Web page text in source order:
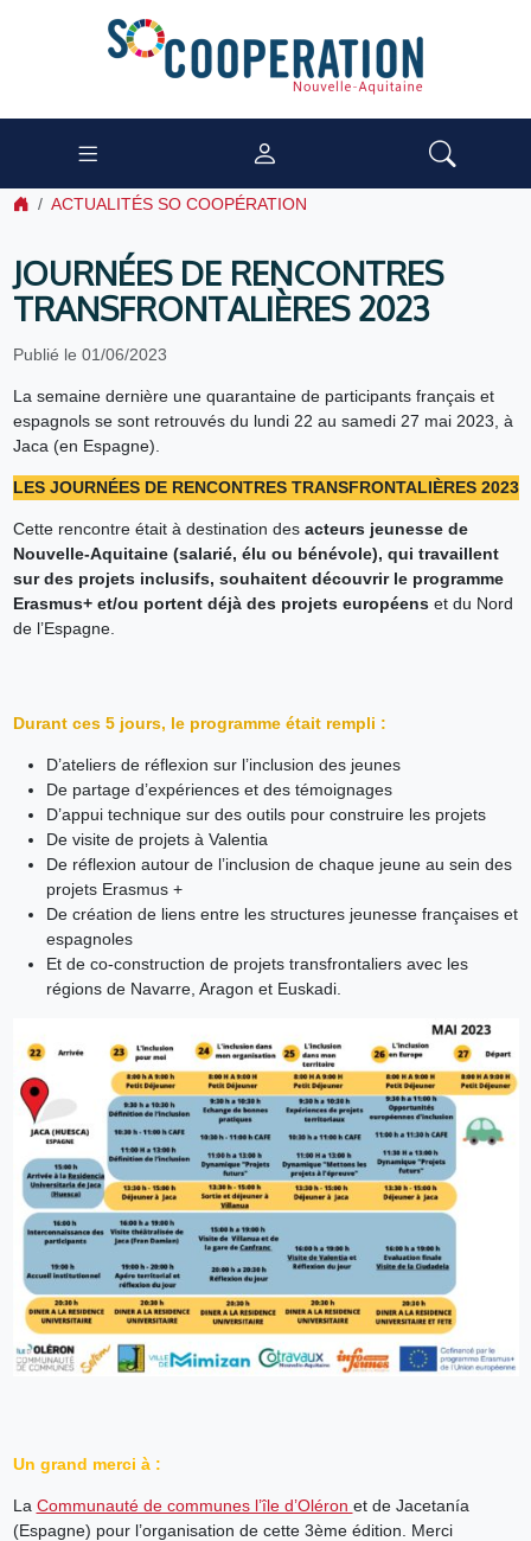
ACTUALITÉS SO COOPÉRATION
JOURNÉES DE RENCONTRES
TRANSFRONTALIÈRES 2023
Publié le 01/06/2023
La semaine dernière une quarantaine de participants français et
espagnols se sont retrouvés du lundi 22 au samedi 27 mai 2023, à
Jaca (en Espagne).
LES JOURNÉES DE RENCONTRES TRANSFRONTALIÈRES 2023
Cette rencontre était à destination des acteurs jeunesse de
Nouvelle-Aquitaine (salarié, élu ou bénévole), qui travaillent
sur des projets inclusifs, souhaitent découvrir le programme
Erasmus+ et/ou portent déjà des projets européenset du Nord
de l’Espagne.
Durant ces 5 jours, le programme était rempli :
D’ateliers de réflexion sur l’inclusion des jeunes
De partage d’expériences et des témoignages
D’appui technique sur des outils pour construire les projets
De visite de projets à Valentia
De réflexion autour de l’inclusion de chaque jeune au sein des
projets Erasmus +
De création de liens entre les structures jeunesse françaises et
espagnoles
Et de co-construction de projets transfrontaliers avec les
régions de Navarre, Aragon et Euskadi.
Un grand merci à :
La Communauté de communes l’île d’Oléron et de Jacetanía
(Espagne) pour l’organisation de cette 3ème édition. Merci